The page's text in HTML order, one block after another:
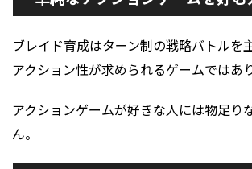
ブレイド育成はターン制の戦略バトルを
アクション性が求められるゲームではあ
アクションゲームが好きな人には物足り
ん。